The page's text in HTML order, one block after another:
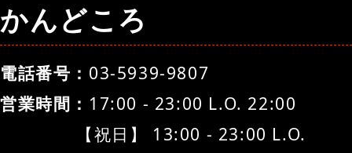
かんどころ
電話番号： 03-5939-9807
営業時間： 17:00 - 23:00 L.O. 22:00
【祝日】 13:00 - 23:00 L.O.